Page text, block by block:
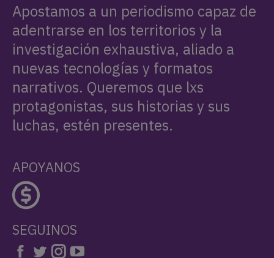
Apostamos a un periodismo capaz de
adentrarse en los territorios y la
investigación exhaustiva, aliado a
nuevas tecnologías y formatos
narrativos. Queremos que lxs
protagonistas, sus historias y sus
luchas, estén presentes.
APOYANOS
SEGUINOS